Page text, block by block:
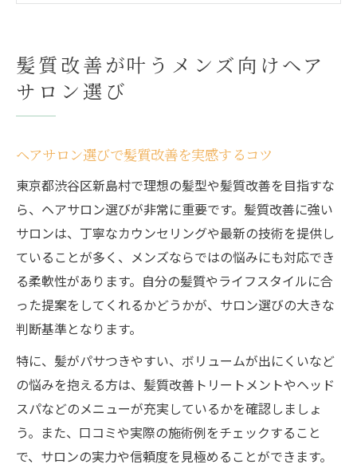
メンズの悩みを解消するヘアサロン活用術
印象を一新したいなら注目のヘアサロンへ
メンズが変身できる注目のヘアサロン特集
印象チェンジを叶えるヘアサロンの魅力
メンズ支持が高いヘアサロンの特徴とは
人気ヘアサロンで清潔感ある印象を獲得
似合わせカットで理想の自分を見つける方法
ヘアサロンで叶う似合わせカットのコツ
自分に似合う髪型をヘアサロンで提案
カウンセリング重視のヘアサロン活用術
骨格や髪質を活かすカットができるヘアサ
芸能人級スタイルはヘアサロンで実現できる
髪質改善が叶うメンズ向けヘア
サロン選び
ヘアサロン選びで髪質改善を実感するコツ
東京都渋谷区新島村で理想の髪型や髪質改善を目指すな
ら、ヘアサロン選びが非常に重要です。髪質改善に強い
サロンは、丁寧なカウンセリングや最新の技術を提供し
ていることが多く、メンズならではの悩みにも対応でき
る柔軟性があります。自分の髪質やライフスタイルに合
った提案をしてくれるかどうかが、サロン選びの大きな
判断基準となります。
特に、髪がパサつきやすい、ボリュームが出にくいなど
の悩みを抱える方は、髪質改善トリートメントやヘッド
スパなどのメニューが充実しているかを確認しましょ
う。また、口コミや実際の施術例をチェックすること
で、サロンの実力や信頼度を見極めることができます。